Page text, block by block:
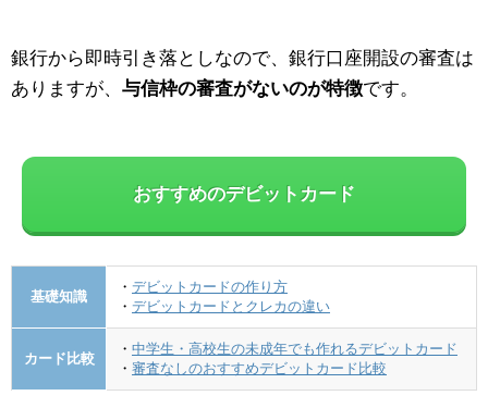
銀行から即時引き落としなので、銀行口座開設の審査は
ありますが、 与信枠の審査がないのが特徴です。
おすすめのデビットカード
基礎知識
・ デビットカードの作り方
・ デビットカードとクレカの違い
カード比較
・ 中学生・高校生の未成年でも作れるデビットカード
・ 審査なしのおすすめデビットカード比較